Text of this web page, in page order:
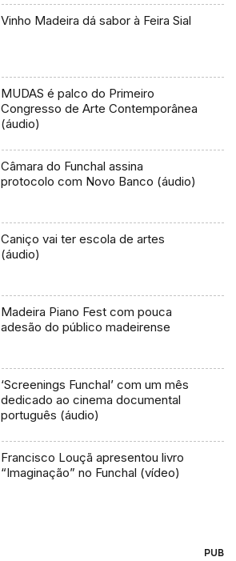
Vinho Madeira dá sabor à Feira Sial
MUDAS é palco do Primeiro
Congresso de Arte Contemporânea
(áudio)
Câmara do Funchal assina
protocolo com Novo Banco (áudio)
Caniço vai ter escola de artes
(áudio)
Madeira Piano Fest com pouca
adesão do público madeirense
‘Screenings Funchal’ com um mês
dedicado ao cinema documental
português (áudio)
Francisco Louçã apresentou livro
“Imaginação” no Funchal (vídeo)
PUB